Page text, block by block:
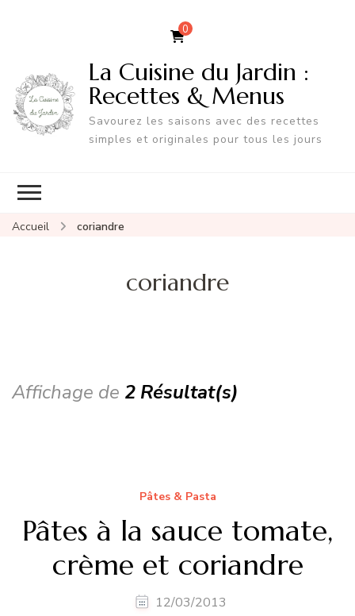
0
La Cuisine du Jardin :
Recettes & Menus
Savourez les saisons avec des recettes
simples et originales pour tous les jours
Accueil coriandre
coriandre
Affichage de 2 Résultat(s)
Pâtes & Pasta
Pâtes à la sauce tomate,
crème et coriandre
12/03/2013